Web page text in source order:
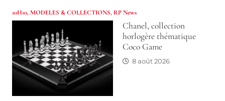
10H10,MODELES & COLLECTIONS, RP News
Chanel, collection
horlogère thématique
Coco Game
8 août 2026